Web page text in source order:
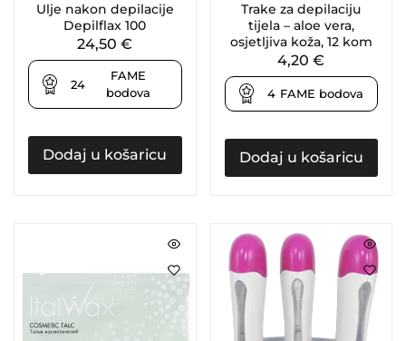
Ulje nakon depilacije
Depilflax 100
24,50€
24
FAME
bodova
Dodaj u košaricu
Trake za depilaciju
tijela – aloe vera,
osjetljiva koža, 12 kom
4,20€
4 FAME bodova
Dodaj u košaricu